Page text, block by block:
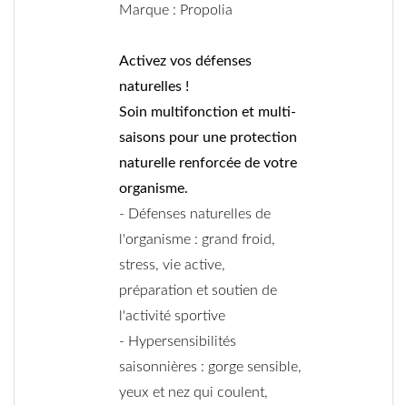
Marque : Propolia
Activez vos défenses
naturelles !
Soin multifonction et multi-
saisons pour une protection
naturelle renforcée de votre
organisme.
- Défenses naturelles de
l'organisme : grand froid,
stress, vie active,
préparation et soutien de
l'activité sportive
- Hypersensibilités
saisonnières : gorge sensible,
yeux et nez qui coulent,